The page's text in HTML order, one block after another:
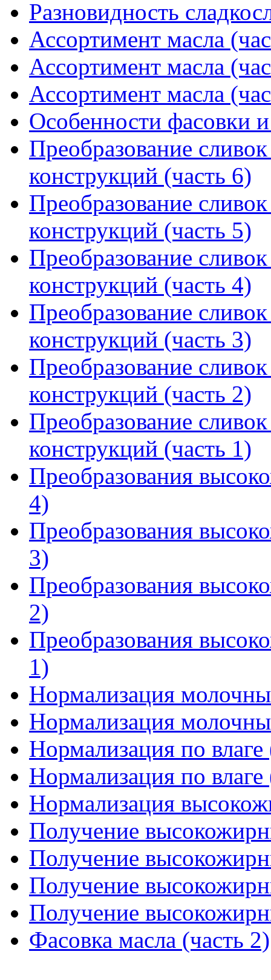
Разновидность
Ассортимент масла
Ассортимент масла
Ассортимент масла
Особенности фасовки
Преобразование
конструкций (часть 6)
Преобразование
конструкций (часть 5)
Преобразование
конструкций (часть 4)
Преобразование
конструкций (часть 3)
Преобразование
конструкций (часть 2)
Преобразование
конструкций (часть 1)
Преобразования
4)
Преобразования
3)
Преобразования
2)
Преобразования
1)
Нормализация
Нормализация
Нормализация по влаге
Нормализация по влаге
Нормализация
Получение
Получение
Получение
Получение
Фасовка масла (часть 2)